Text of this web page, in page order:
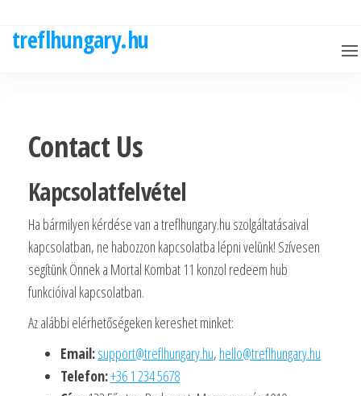
treflhungary.hu
Contact Us
Kapcsolatfelvétel
Ha bármilyen kérdése van a treflhungary.hu szolgáltatásaival
kapcsolatban, ne habozzon kapcsolatba lépni velünk! Szívesen
segítünk Önnek a Mortal Kombat 11 konzol redeem hub
funkcióival kapcsolatban.
Az alábbi elérhetőségeken kereshet minket:
Email:support@treflhungary.hu, hello@treflhungary.hu
Telefon:+36 1 234 5678